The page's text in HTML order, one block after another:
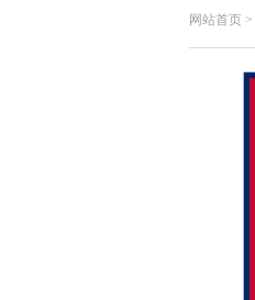
网站首页>